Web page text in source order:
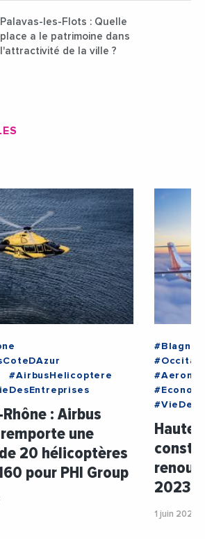
Palavas-les-Flots : Quelle
place a le patrimoine dans
l'attractivité de la ville ?
#AirbusHelicoptere
: Airbus
une
20 hélicoptères
pour PHI Group
#Blagnac
Haute-
2023
1 juin 2023